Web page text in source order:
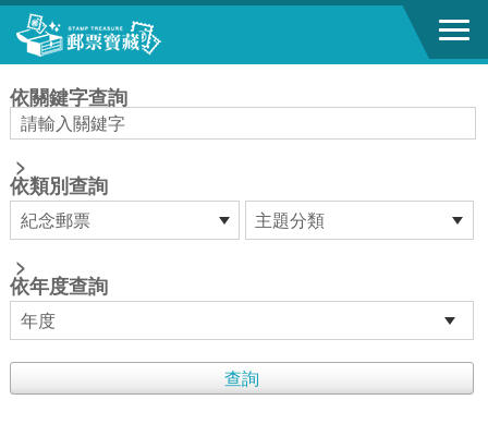
跳到主要內容區塊
依關鍵字查詢
>
依類別查詢
>
依年度查詢